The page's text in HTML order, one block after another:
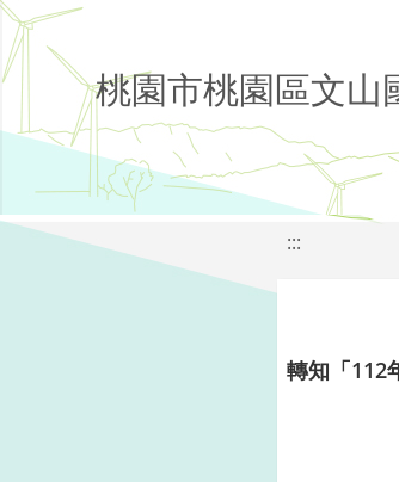
桃園市桃園區文山
:::
轉知「112